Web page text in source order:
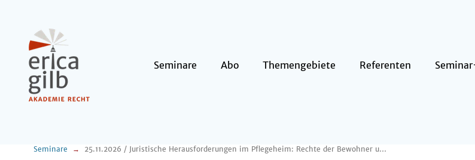
Seminare Abo Themengebiete Referenten
Seminare 25.11.2026 / Juristische Herausforderungen im Pflegeheim: Rechte der Bewohner und Pflegekräfte im Einklang